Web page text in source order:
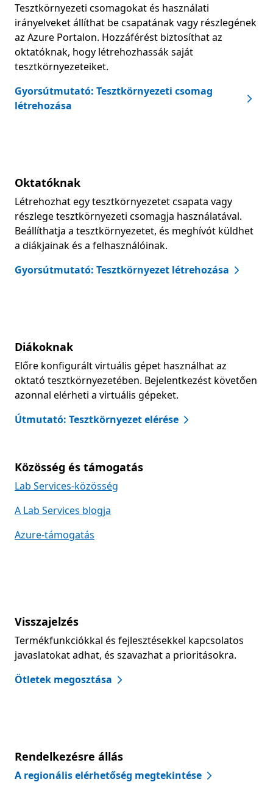
Tesztkörnyezeti csomagokat és használati
irányelveket állíthat be csapatának vagy részlegének
az Azure Portalon. Hozzáférést biztosíthat az
oktatóknak, hogy létrehozhassák saját
tesztkörnyezeteiket.
Gyorsútmutató: Tesztkörnyezeti csomag
létrehozása
Oktatóknak
Létrehozhat egy tesztkörnyezetet csapata vagy
részlege tesztkörnyezeti csomagja használatával.
Beállíthatja a tesztkörnyezetet, és meghívót küldhet
a diákjainak és a felhasználóinak.
Gyorsútmutató: Tesztkörnyezet létrehozása
Diákoknak
Előre konfigurált virtuális gépet használhat az
oktató tesztkörnyezetében. Bejelentkezést követően
azonnal elérheti a virtuális gépeket.
Útmutató: Tesztkörnyezet elérése
Közösség és támogatás
Lab Services-közösség
A Lab Services blogja
Azure-támogatás
Visszajelzés
Termékfunkciókkal és fejlesztésekkel kapcsolatos
javaslatokat adhat, és szavazhat a prioritásokra.
Ötletek megosztása
Rendelkezésre állás
A regionális elérhetőség megtekintése